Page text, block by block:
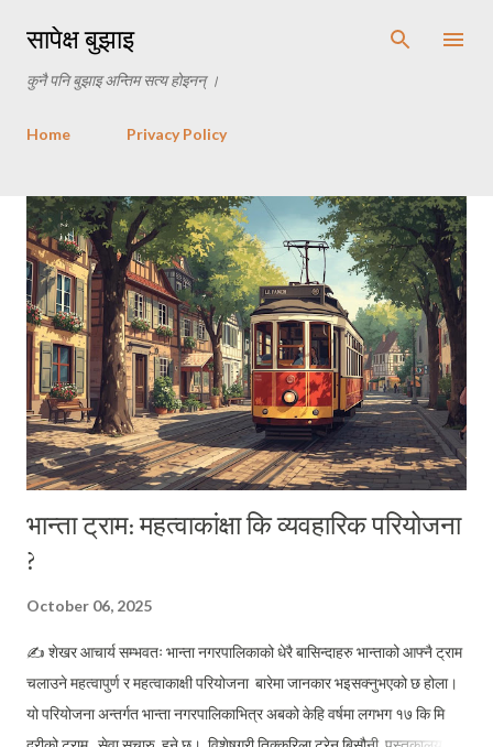
सापेक्ष बुझाइ
कुनै पनि बुझाइ अन्तिम सत्य होइनन् ।
Home Privacy Policy
भान्ता ट्राम: महत्वाकांक्षा कि व्यवहारिक परियोजना
?
October 06, 2025
✍ शेखर आचार्य सम्भवतः भान्ता नगरपालिकाको धेरै बासिन्दाहरु भान्ताको आफ्नै ट्राम
चलाउने महत्वापुर्ण र महत्वाकाक्षी परियोजना बारेमा जानकार भइसक्नुभएको छ होला।
यो परियोजना अन्तर्गत भान्ता नगरपालिकाभित्र अबको केहि वर्षमा लगभग १७ कि मि